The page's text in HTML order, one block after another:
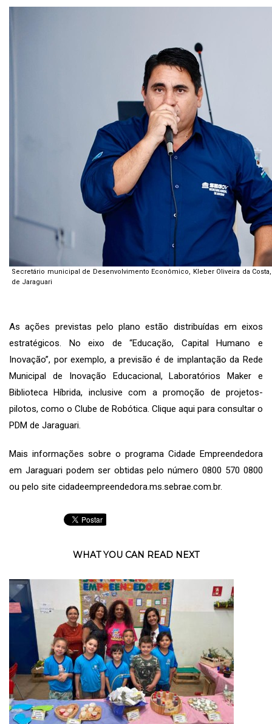
Secretário municipal de Desenvolvimento Econômico, Kleber Oliveira da
de Jaraguari
As ações previstas pelo plano estão distribuídas em eixos
estratégicos. No eixo de “Educação, Capital Humano e
Inovação”, por exemplo, a previsão é de implantação da Rede
Municipal de Inovação Educacional, Laboratórios Maker e
Biblioteca Híbrida, inclusive com a promoção de projetos-
pilotos, como o Clube de Robótica. Clique aqui para consultar o
PDM de Jaraguari.
Mais informações sobre o programa Cidade Empreendedora
em Jaraguari podem ser obtidas pelo número 0800 570 0800
ou pelo site cidadeempreendedora.ms.sebrae.com.br.
WHAT YOU CAN READ NEXT